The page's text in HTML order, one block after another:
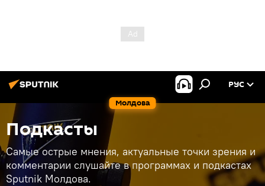
Молдова
РУС
Подкасты
Самые острые мнения, актуальные точки зрения и
комментарии слушайте в программах и подкастах
Sputnik Молдова.